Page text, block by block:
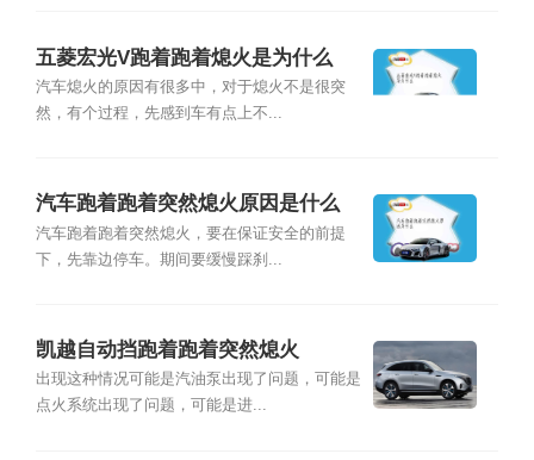
五菱宏光V跑着跑着熄火是为什么
汽车熄火的原因有很多中，对于熄火不是很突
然，有个过程，先感到车有点上不...
汽车跑着跑着突然熄火原因是什么
汽车跑着跑着突然熄火，要在保证安全的前提
下，先靠边停车。期间要缓慢踩刹...
凯越自动挡跑着跑着突然熄火
出现这种情况可能是汽油泵出现了问题，可能是
点火系统出现了问题，可能是进...